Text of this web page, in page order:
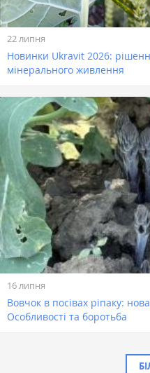
22 липня
Новинки Ukravit 2026:
мінерального живлення
16 липня
Вовчок в посівах ріпаку:
Особливості та боротьба